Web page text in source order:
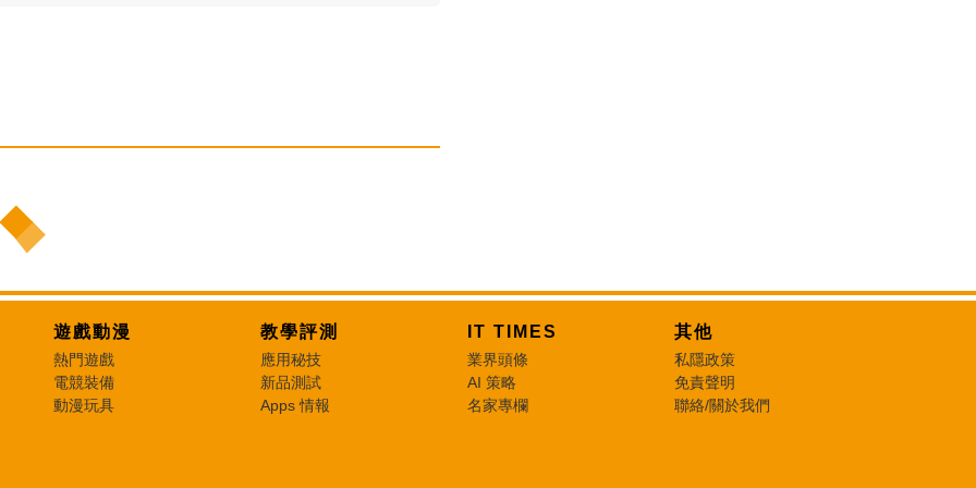
遊戲動漫
熱門遊戲
電競裝備
動漫玩具
教學評測
應用秘技
新品測試
Apps 情報
IT TIMES
業界頭條
AI 策略
名家專欄
其他
私隱政策
免責聲明
聯絡/關於我們